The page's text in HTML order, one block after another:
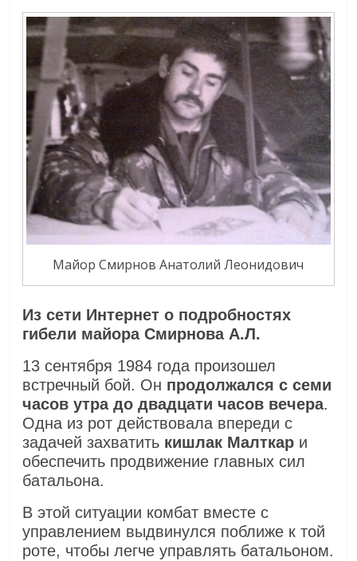
Майор Смирнов Анатолий Леонидович
Из сети Интернет о подробностях
гибели майора Смирнова А.Л.
13 сентября 1984 года произошел
встречный бой. Он продолжался с семи
часов утра до двадцати часов вечера.
Одна из рот действовала впереди с
задачей захватить кишлак Малткар и
обеспечить продвижение главных сил
батальона.
В этой ситуации комбат вместе с
управлением выдвинулся поближе к той
роте, чтобы легче управлять батальоном.